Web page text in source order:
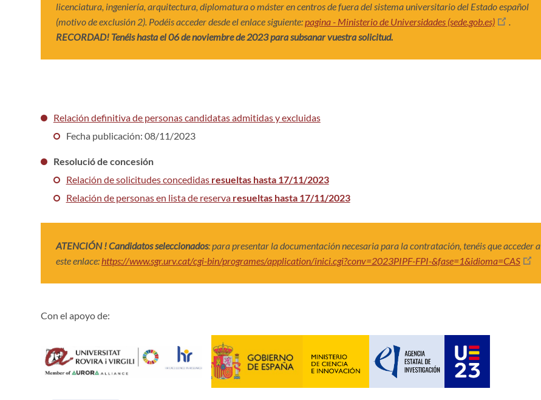
licenciatura, ingeniería, arquitectura, diplomatura o máster en centros de fuera del sistema universitario del Estado español
(motivo de exclusión 2). Podéis acceder desde el enlace siguiente:pagina - Ministerio de Universidades (sede.gob.es)
.
RECORDAD! Tenéis hasta el 06 de noviembre de 2023 para subsanar vuestra solicitud.
Relación definitiva de personas candidatas admitidas y excluidas
Fecha publicación: 08/11/2023
Resolució de concesión
Relación de solicitudes concedidas resueltas hasta 17/11/2023
Relación de personas en lista de reservaresueltas hasta 17/11/2023
ATENCIÓN ! Candidatos seleccionados: para presentar la documentación necesaria para la contratación, tenéis que acceder a
este enlace:https://www.sgr.urv.cat/cgi-bin/programes/application/inici.cgi?conv=2023PIPF-FPI-&fase=1&idioma=CAS
Con el apoyo de: